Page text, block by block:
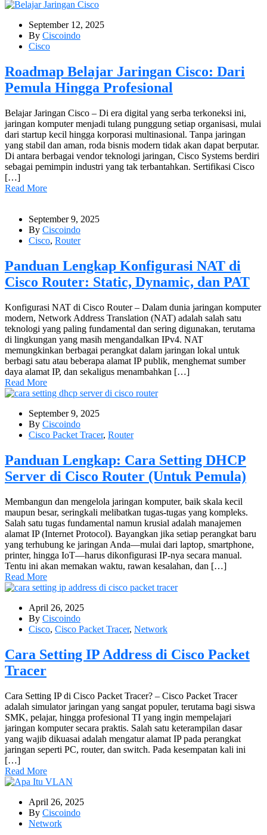
September 12, 2025
By Ciscoindo
Cisco
Roadmap Belajar Jaringan Cisco: Dari
Pemula Hingga Profesional
Belajar Jaringan Cisco – Di era digital yang serba terkoneksi ini,
jaringan komputer menjadi tulang punggung setiap organisasi, mulai
dari startup kecil hingga korporasi multinasional. Tanpa jaringan
yang stabil dan aman, roda bisnis modern tidak akan dapat berputar.
Di antara berbagai vendor teknologi jaringan, Cisco Systems berdiri
sebagai pemimpin industri yang tak terbantahkan. Sertifikasi Cisco
[…]
Read More
September 9, 2025
By Ciscoindo
Cisco, Router
Panduan Lengkap Konfigurasi NAT di
Cisco Router: Static, Dynamic, dan PAT
Konfigurasi NAT di Cisco Router – Dalam dunia jaringan komputer
modern, Network Address Translation (NAT) adalah salah satu
teknologi yang paling fundamental dan sering digunakan, terutama
di lingkungan yang masih mengandalkan IPv4. NAT
memungkinkan berbagai perangkat dalam jaringan lokal untuk
berbagi satu atau beberapa alamat IP publik, menghemat sumber
daya alamat IP, dan sekaligus menambahkan […]
Read More
September 9, 2025
By Ciscoindo
Cisco Packet Tracer, Router
Panduan Lengkap: Cara Setting DHCP
Server di Cisco Router (Untuk Pemula)
Membangun dan mengelola jaringan komputer, baik skala kecil
maupun besar, seringkali melibatkan tugas-tugas yang kompleks.
Salah satu tugas fundamental namun krusial adalah manajemen
alamat IP (Internet Protocol). Bayangkan jika setiap perangkat baru
yang terhubung ke jaringan Anda—mulai dari laptop, smartphone,
printer, hingga IoT—harus dikonfigurasi IP-nya secara manual.
Tentu ini akan memakan waktu, rawan kesalahan, dan […]
Read More
April 26, 2025
By Ciscoindo
Cisco, Cisco Packet Tracer, Network
Cara Setting IP Address di Cisco Packet
Tracer
Cara Setting IP di Cisco Packet Tracer? – Cisco Packet Tracer
adalah simulator jaringan yang sangat populer, terutama bagi siswa
SMK, pelajar, hingga profesional TI yang ingin mempelajari
jaringan komputer secara praktis. Salah satu keterampilan dasar
yang wajib dikuasai adalah mengatur alamat IP pada perangkat
jaringan seperti PC, router, dan switch. Pada kesempatan kali ini
[…]
Read More
April 26, 2025
By Ciscoindo
Network